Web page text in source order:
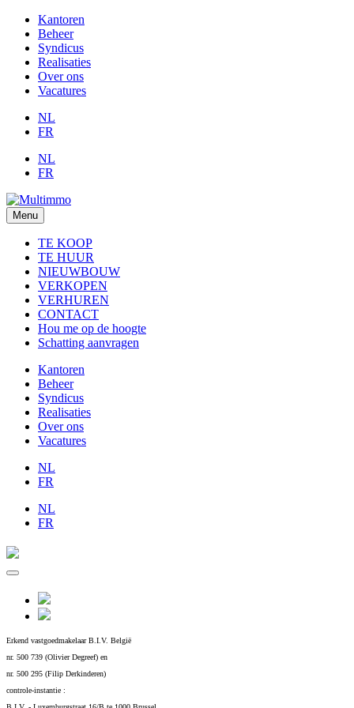
Kantoren
Beheer
Syndicus
Realisaties
Over ons
Vacatures
NL
FR
NL
FR
Menu
TE KOOP
TE HUUR
NIEUWBOUW
VERKOPEN
VERHUREN
CONTACT
Hou me op de hoogte
Schatting aanvragen
Kantoren
Beheer
Syndicus
Realisaties
Over ons
Vacatures
NL
FR
NL
FR
Erkend vastgoedmakelaar B.I.V. België
nr. 500 739 (Olivier Degreef) en
nr. 500 295 (Filip Derkinderen)
controle-instantie :